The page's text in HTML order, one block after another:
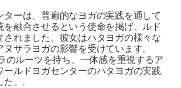
ターは、普遍的なヨガの実践を通して
を融合させるという使命を掲げ、ルド
されました。彼女はハタヨガの様々な
サラヨガの影響を受けています。
のルーツを持ち、一体感を重視するア
ールドヨガセンターのハタヨガの実践
た。.